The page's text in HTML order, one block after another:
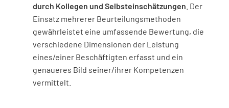
durch Kollegen und Selbsteinschätzungen . Der
Einsatz mehrerer Beurteilungsmethoden
gewährleistet eine umfassende Bewertung, die
verschiedene Dimensionen der Leistung
eines/einer Beschäftigten erfasst und ein
genaueres Bild seiner/ihrer Kompetenzen
vermittelt.